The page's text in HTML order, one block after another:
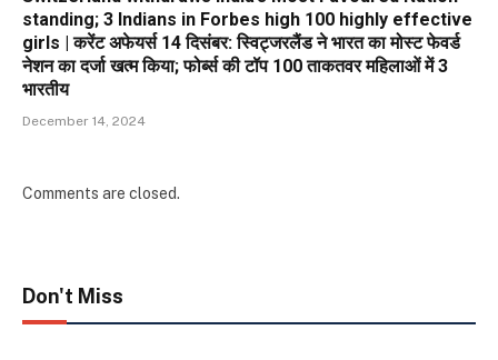
standing; 3 Indians in Forbes high 100 highly effective
girls | करेंट अफेयर्स 14 दिसंबर: स्विट्जरलैंड ने भारत का मोस्ट फेवर्ड
नेशन का दर्जा खत्म किया; फोर्ब्स की टॉप 100 ताकतवर महिलाओं में 3
भारतीय
December 14, 2024
Comments are closed.
Don't Miss